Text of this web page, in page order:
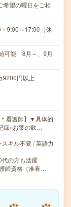
希望の曜日をご相
9:00～17:00（休
可能 8月～、9月
円以上
＊看護師】▼具体的
録○お薬の飲…
キル不要 / 英語力
の方も活躍
師資格（准看…